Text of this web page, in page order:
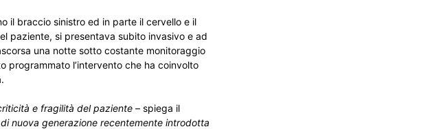
il braccio sinistro ed in parte il cervello e il
paziente, si presentava subito invasivo e ad
una notte sotto costante monitoraggio
programmato l’intervento che ha coinvolto
e fragilità del paziente – spiega il
nuova generazione recentemente introdotta